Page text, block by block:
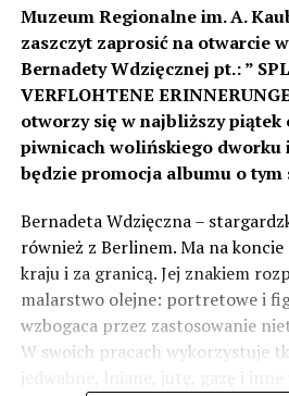
Muzeum Regionalne im. A.
zaszczyt zaprosić na otwarcie
Bernadety Wdzięcznej pt.: ”
VERFLOHTENE
otworzy się w najbliższy piątek
piwnicach wolińskiego dworku
będzie promocja albumu o tym
Bernadeta Wdzięczna –
również z Berlinem. Ma na
kraju i za granicą. Jej znakiem
malarstwo olejne: portretowe i
wzbogaca przez zastosowanie
W swoich pracach wykorzystuje